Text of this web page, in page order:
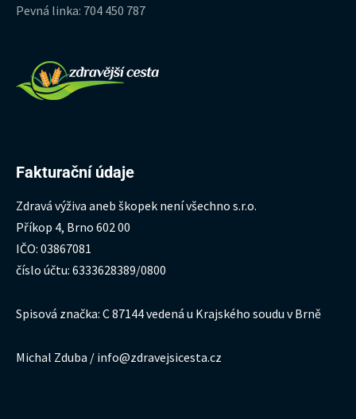
Pevná linka: 704 450 787
Fakturační údaje
Zdravá výživa aneb škopek není všechno s.r.o.
Příkop 4, Brno 602 00
IČO: 03867081
číslo účtu: 6333628389/0800
Spisová značka: C 87144 vedená u Krajského soudu v Brně
Michal Zduba / info@zdravejsicesta.cz